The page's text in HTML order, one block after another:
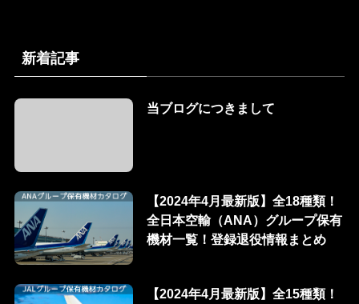
新着記事
当ブログにつきまして
【2024年4月最新版】全18種類！
全日本空輸（ANA）グループ保有
機材一覧！登録退役情報まとめ
【2024年4月最新版】全15種類！